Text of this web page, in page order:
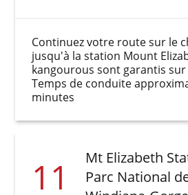
Continuez votre route sur le
jusqu'à la station Mount
kangourous sont garantis sur
Temps de conduite
minutes
11
Mt Elizabeth
Parc National